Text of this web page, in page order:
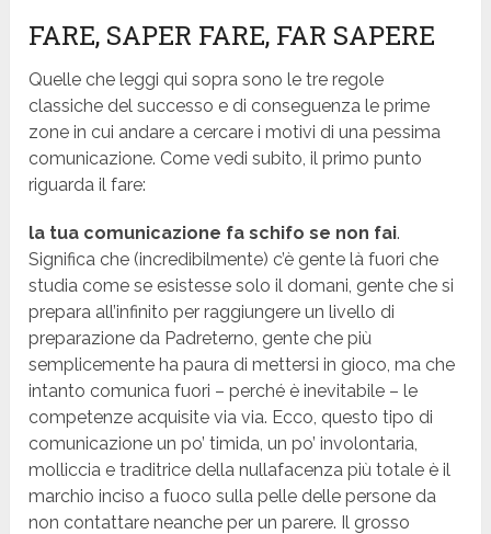
FARE, SAPER FARE, FAR SAPERE
Quelle che leggi qui sopra sono le tre regole
classiche del successo e di conseguenza le prime
zone in cui andare a cercare i motivi di una pessima
comunicazione. Come vedi subito, il primo punto
riguarda il fare:
la tua comunicazione fa schifo se non fai.
Significa che (incredibilmente) c’è gente là fuori che
studia come se esistesse solo il domani, gente che si
prepara all’infinito per raggiungere un livello di
preparazione da Padreterno, gente che più
semplicemente ha paura di mettersi in gioco, ma che
intanto comunica fuori – perché è inevitabile – le
competenze acquisite via via. Ecco, questo tipo di
comunicazione un po’ timida, un po’ involontaria,
molliccia e traditrice della nullafacenza più totale è il
marchio inciso a fuoco sulla pelle delle persone da
non contattare neanche per un parere. Il grosso